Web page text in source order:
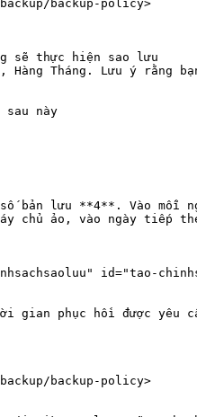
backup-policy>
sẽ thực hiện sao lưu
Hàng Tháng. Lưu ý
này
bản lưu **4**. Vào mỗi
chủ ảo, vào ngày tiếp
id="tao-
gian phục hồi được yêu
backup-policy>